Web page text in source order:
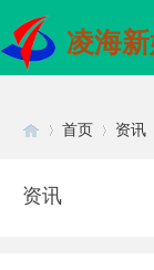
凌海
首页 资讯
资讯